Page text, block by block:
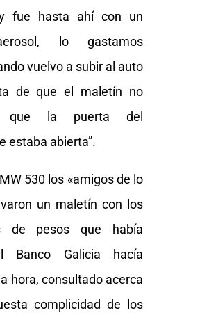
fue hasta ahí con un
lo gastamos
vuelvo a subir al auto
de que el maletín no
que la puerta del
estaba abierta”.
530 los «amigos de lo
un maletín con los
de pesos que había
Banco Galicia hacía
hora, consultado acerca
complicidad de los